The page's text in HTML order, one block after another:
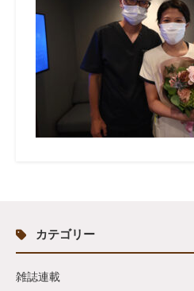
カテゴリー
雑誌連載